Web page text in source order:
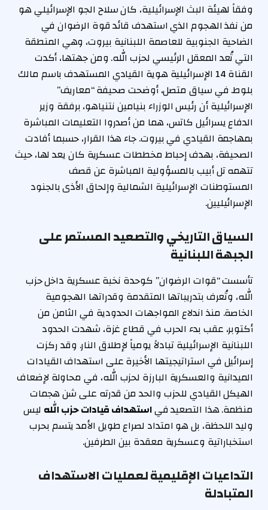
وفقاً لهيئة البث الإسرائيلية، كان سلاح الجو الإسرائيلي هو
من نفذ الهجوم الذي استهدف قائد قوة الرضوان في
الضاحية الجنوبية للعاصمة اللبنانية بيروت، وهي المنطقة
التي تُعد المعقل الرئيسي لحزب الله. ومن جهتها، أكدت
القناة 14 الإسرائيلية هوية القيادي المستهدف باسم مالك
بلوط. في سياق متصل، أوضحت صحيفة “معاريف”
الإسرائيلية أن رئيس الوزراء بنيامين نتنياهو، برفقة وزير
الدفاع يسرائيل كاتس، هما من أصدروا التعليمات المباشرة
بمهاجمة القيادي في بيروت. جاء هذا القرار، حسبما أفادت
الصحيفة، بهدف إحباط مخططات عسكرية كان يعد لها، حيث
تتهمه تل أبيب بالمسؤولية المباشرة عن قصف
المستوطنات الإسرائيلية الشمالية وإلحاق الأذى بالجنود
الإسرائيليين.
السياق التاريخي والتصعيد المستمر على
الجبهة اللبنانية
تأسست “قوات الرضوان” كوحدة نخبة عسكرية داخل حزب
الله، وتُعرف بتدريباتها المتقدمة وقدراتها الهجومية
الخاصة. منذ اندلاع المواجهات الحدودية في الثامن من
أكتوبر، عقب بدء الحرب في قطاع غزة، شهدت الحدود
اللبنانية الإسرائيلية تبادلاً يومياً لإطلاق النار. وقد ركزت
إسرائيل في استراتيجيتها الأخيرة على استهداف القيادات
الميدانية والعسكرية البارزة لحزب الله، في محاولة لإضعاف
الهيكل القيادي للحزب والحد من قدرته على شن هجمات
منظمة. هذا التصعيد فياستهداف قيادات حزب الله ليس
وليد اللحظة، بل هو امتداد لصراع طويل الأمد يتسم بحرب
استخباراتية وعسكرية معقدة بين الطرفين.
التداعيات الإقليمية لعمليات الاستهداف
المتبادلة